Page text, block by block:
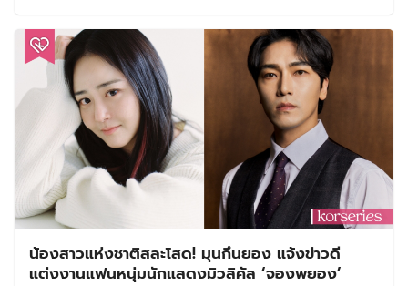
น้องสาวแห่งชาติสละโสด! มุนกึนยอง แจ้งข่าวดี
แต่งงานแฟนหนุ่มนักแสดงมิวสิคัล ‘จองพยอง’